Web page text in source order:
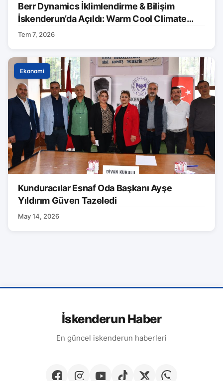
Berr Dynamics İklimlendirme & Bilişim
İskenderun’da Açıldı: Warm Cool Climate
Markası Tanıtıldı
Tem 7, 2026
Ekonomi
Kunduracılar Esnaf Oda Başkanı Ayşe
Yıldırım Güven Tazeledi
May 14, 2026
İskenderun Haber
En güncel iskenderun haberleri